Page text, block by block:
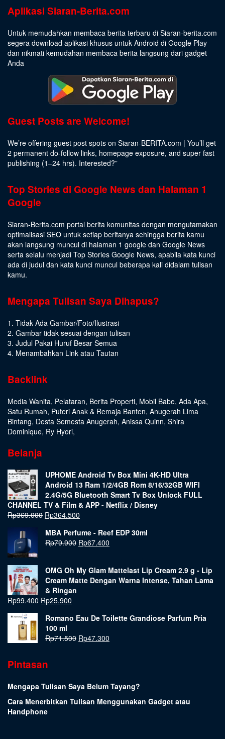
Aplikasi Siaran-Berita.com
Untuk memudahkan membaca berita terbaru di Siaran-berita.com
segera download aplikasi khusus untuk Android di Google Play
dan nikmati kemudahan membaca berita langsung dari gadget
Anda
Guest Posts are Welcome!
We’re offering guest post spots on Siaran-BERITA.com | You’ll get
2 permanent do-follow links, homepage exposure, and super fast
publishing (1–24 hrs). Interested?”
Top Stories di Google News dan Halaman 1
Google
Siaran-Berita.com portal berita komunitas dengan mengutamakan
optimalisasi SEO untuk setiap beritanya sehingga berita kamu
akan langsung muncul di halaman 1 google dan Google News
serta selalu menjadi Top Stories Google News, apabila kata kunci
ada di judul dan kata kunci muncul beberapa kali didalam tulisan
kamu.
Mengapa Tulisan Saya Dihapus?
1. Tidak Ada Gambar/Foto/Ilustrasi
2. Gambar tidak sesuai dengan tulisan
3. Judul Pakai Huruf Besar Semua
4. Menambahkan Link atau Tautan
Backlink
Media Wanita, Pelataran, Berita Properti, Mobil Babe, Ada Apa,
Satu Rumah, Puteri Anak & Remaja Banten, Anugerah Lima
Bintang, Desta Semesta Anugerah, Anissa Quinn, Shira
Dominique, Ry Hyori,
Belanja
UPHOME Android Tv Box Mini 4K-HD Ultra
Android 13 Ram 1/2/4GB Rom 8/16/32GB WIFI
2.4G/5G Bluetooth Smart Tv Box Unlock FULL
CHANNEL TV & Film & APP - Netflix / Disney
Rp369.000 Rp364.500
MBA Perfume - Reef EDP 30ml
Rp79.900 Rp67.400
OMG Oh My Glam Mattelast Lip Cream 2.9 g - Lip
Cream Matte Dengan Warna Intense, Tahan Lama
& Ringan
Rp99.400 Rp25.900
Romano Eau De Toilette Grandiose Parfum Pria
100 ml
Rp71.500 Rp47.300
Pintasan
Mengapa Tulisan Saya Belum Tayang?
Cara Menerbitkan Tulisan Menggunakan Gadget atau
Handphone